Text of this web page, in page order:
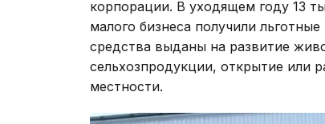
корпорации. В уходящем году 13
малого бизнеса получили
средства выданы на развитие
сельхозпродукции, открытие или
местности.